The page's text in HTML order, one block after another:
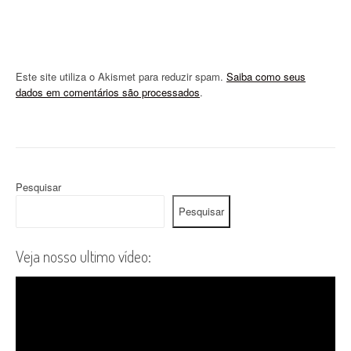
Este site utiliza o Akismet para reduzir spam. Saiba como seus
dados em comentários são processados.
Pesquisar
Pesquisar
Veja nosso ultimo vídeo: